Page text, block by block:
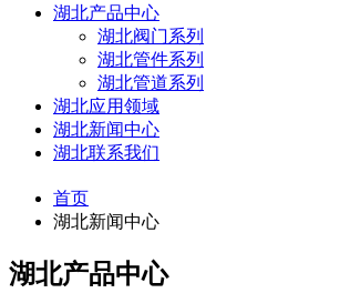
湖北产品中心
湖北阀门系列
湖北管件系列
湖北管道系列
湖北应用领域
湖北新闻中心
湖北联系我们
首页
湖北新闻中心
湖北产品中心